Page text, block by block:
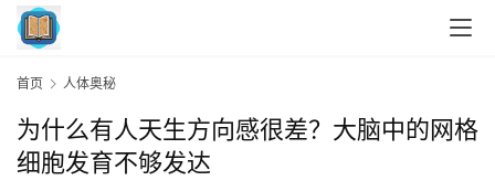
首页 人体奥秘
为什么有人天生方向感很差？大脑中的网格
细胞发育不够发达